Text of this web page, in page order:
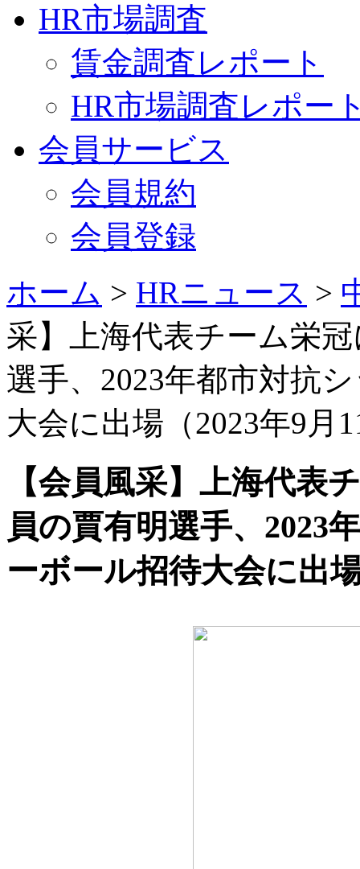
HR市場調査
賃金調査レポート
HR市場調査レポー
会員サービス
会員規約
会員登録
ホーム > HRニュース >
采】上海代表チーム栄
選手、2023年都市対抗
大会に出場（2023年9月
【会員風采】上海代表
員の賈有明選手、2023
ーボール招待大会に出